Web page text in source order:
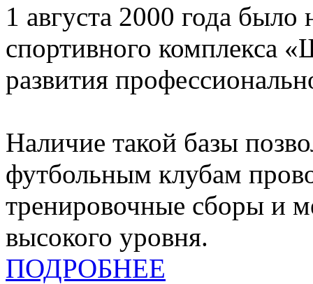
1 августа 2000 года было
спортивного комплекса
развития
Наличие такой базы
футбольным клубам
тренировочные сборы и
высокого уровня.
ПОДРОБНЕЕ